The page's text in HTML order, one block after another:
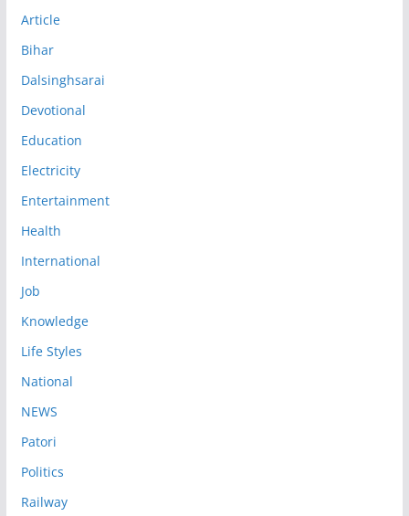
Article
Bihar
Dalsinghsarai
Devotional
Education
Electricity
Entertainment
Health
International
Job
Knowledge
Life Styles
National
NEWS
Patori
Politics
Railway